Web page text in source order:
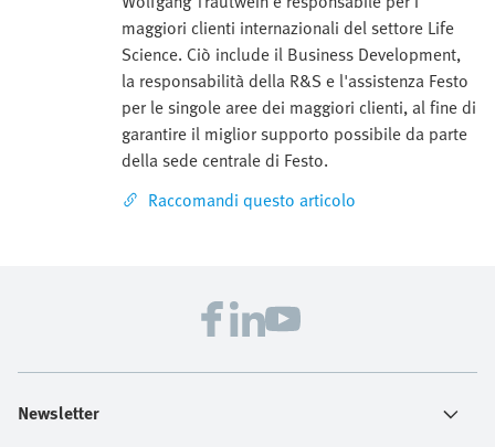
maggiori clienti internazionali del settore Life
Science. Ciò include il Business Development,
la responsabilità della R&S e l'assistenza Festo
per le singole aree dei maggiori clienti, al fine di
garantire il miglior supporto possibile da parte
della sede centrale di Festo.
Raccomandi questo articolo
Newsletter